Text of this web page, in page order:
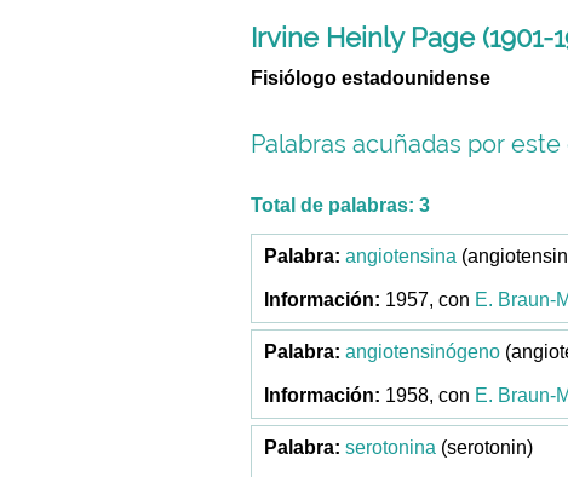
Irvine Heinly Page (1901-
Fisiólogo estadounidense
Palabras acuñadas por este
Total de palabras: 3
angiotensina
1957, con E. Braun-
angiotensinógeno
1958, con E. Braun-
serotonina (serotonin)